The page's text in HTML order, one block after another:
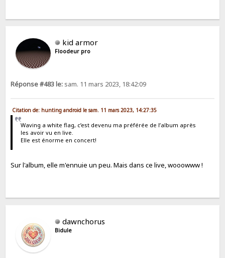
kid armor
Floodeur pro
Réponse #483 le: sam. 11 mars 2023, 18:42:09
Citation de: hunting android le sam. 11 mars 2023, 14:27:35
Waving a white flag, c’est devenu ma préférée de l’album après
les avoir vu en live.
Elle est énorme en concert!
Sur l'album, elle m'ennuie un peu. Mais dans ce live, wooowww !
dawnchorus
Bidule